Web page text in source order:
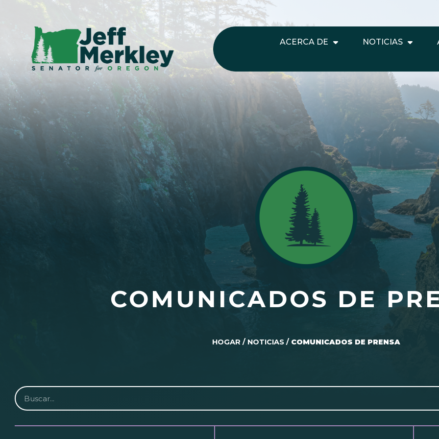
ACERCA DE NOTICIAS
COMUNICADOS DE
HOGAR / NOTICIAS / COMUNICADOS DE PRENSA